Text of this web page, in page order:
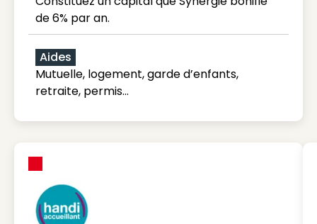
de 6% par an.
Aides
Mutuelle, logement, garde d’enfants,
retraite, permis…